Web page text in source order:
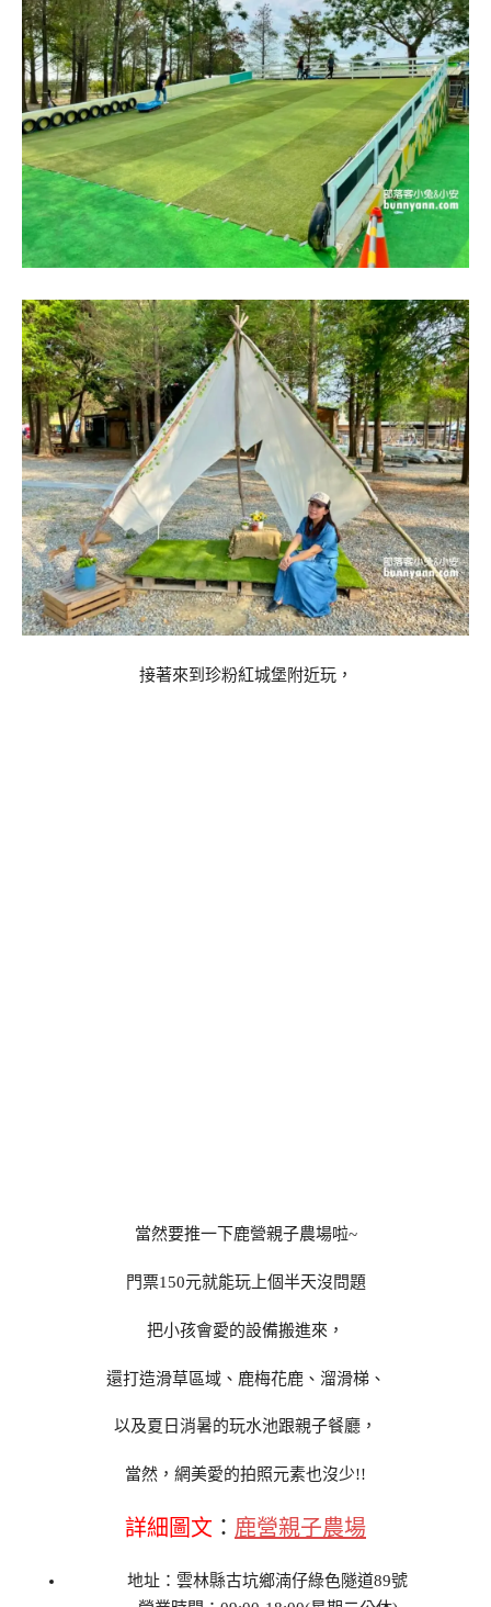
接著來到珍粉紅城堡附近玩，
當然要推一下鹿營親子農場啦~
門票150元就能玩上個半天沒問題
把小孩會愛的設備搬進來，
還打造滑草區域、鹿梅花鹿、溜滑梯、
以及夏日消暑的玩水池跟親子餐廳，
當然，網美愛的拍照元素也沒少!!
詳細圖文 ： 鹿營親子農場
地址：雲林縣古坑鄉湳仔綠色隧道89號